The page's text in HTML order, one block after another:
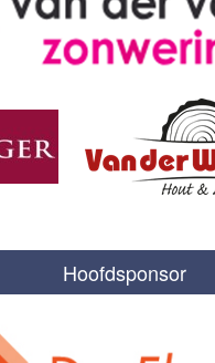
Hoofdsponsor